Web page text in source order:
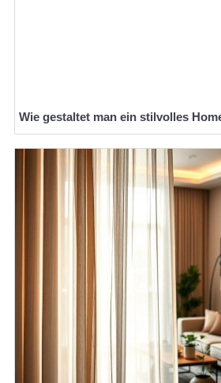
Wie gestaltet man ein stilvolles